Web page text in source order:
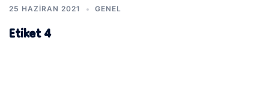
25 HAZIRAN 2021 GENEL
Etiket 4